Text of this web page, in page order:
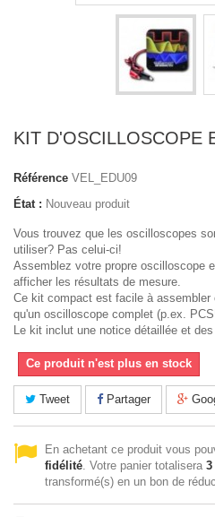
KIT D'OSCILLOSCOPE
Référence VEL_EDU09
État : Nouveau produit
Vous trouvez que les oscilloscopes
utiliser? Pas celui-ci!
Assemblez votre propre oscilloscope
afficher les résultats de mesure.
Ce kit compact est facile à
qu'un oscilloscope complet (p.ex.
Le kit inclut une notice détaillée et
Ce produit n'est plus en stock
Tweet Partager
En achetant ce produit vous
fidélité. Votre panier totalisera 3
transformé(s) en un bon de